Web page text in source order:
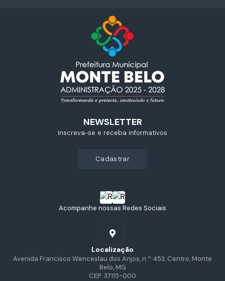
Acompanhe nossas Redes Sociais
Localização
Avenida Francisco Wenceslau dos Anjos, n.º 453, Centro, Monte
Belo, MG
CEP: 37115-000
NEWSLETTER
Inscreva-se e receba informativos
cadastrar